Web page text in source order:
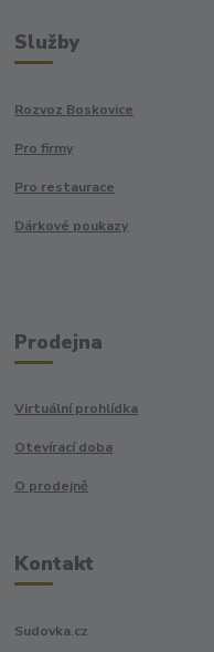
Služby
Rozvoz Boskovice
Pro firmy
Pro restaurace
Dárkové poukazy
Prodejna
Virtuální prohlídka
Otevírací doba
O prodejně
Kontakt
Sudovka.cz